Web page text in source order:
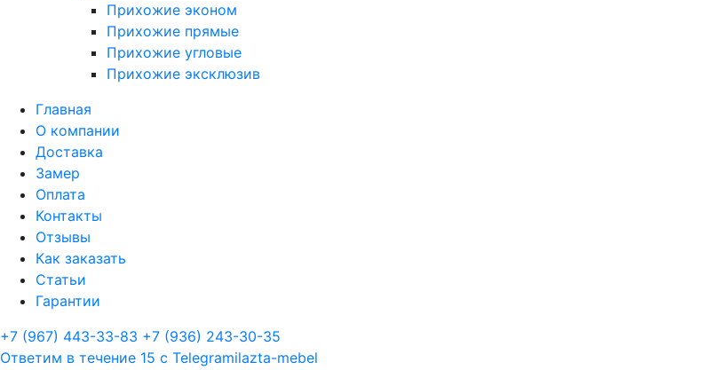
Прихожие эконом
Прихожие прямые
Прихожие угловые
Прихожие эксклюзив
Главная
О компании
Доставка
Замер
Оплата
Контакты
Отзывы
Как заказать
Статьи
Гарантии
+7 (967) 443-33-83 +7 (936) 243-30-35
Ответим в течение 15 с Telegramilazta-mebel